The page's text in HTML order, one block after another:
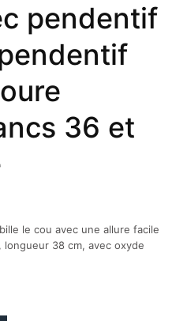
pendentif
36 et
le cou avec une allure facile
38 cm, avec oxyde